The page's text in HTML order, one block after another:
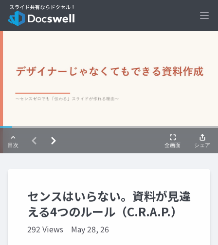
センスはいらない。資料が見違
える4つのルール（C.R.A.P.）
292 Views May 28, 26